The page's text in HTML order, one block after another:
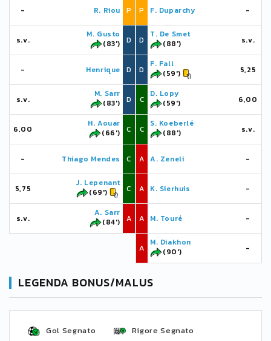
- R. Riou P
s.v.
M. Gusto
(83')
D
- Henrique D
s.v.
M. Sarr
(83')
D
6,00
H. Aouar
(66')
C
- Thiago Mendes C
5,75
J. Lepenant
(69')
C
s.v.
A. Sarr
(84')
A
P F. Duparchy -
D
T. De Smet
(88')
s.v.
D
F. Fall
(59')
5,25
C
D. Lopy
(59')
6,00
C
S. Koeberlé
(88')
s.v.
A A. Zeneli -
A K. Sierhuis -
A M. Touré -
A
M. Diakhon
(90')
-
LEGENDA BONUS/MALUS
Gol Segnato
Rigore Segnato